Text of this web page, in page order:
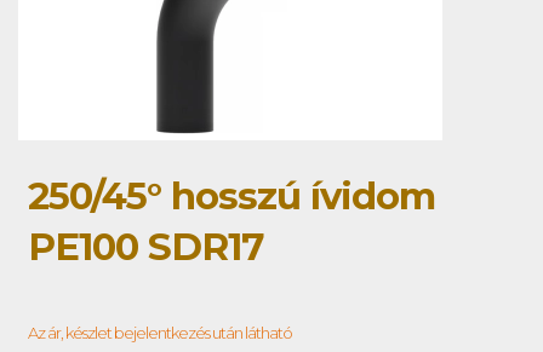
250/45° hosszú ívidom
PE100 SDR17
Az ár, készlet bejelentkezés után látható